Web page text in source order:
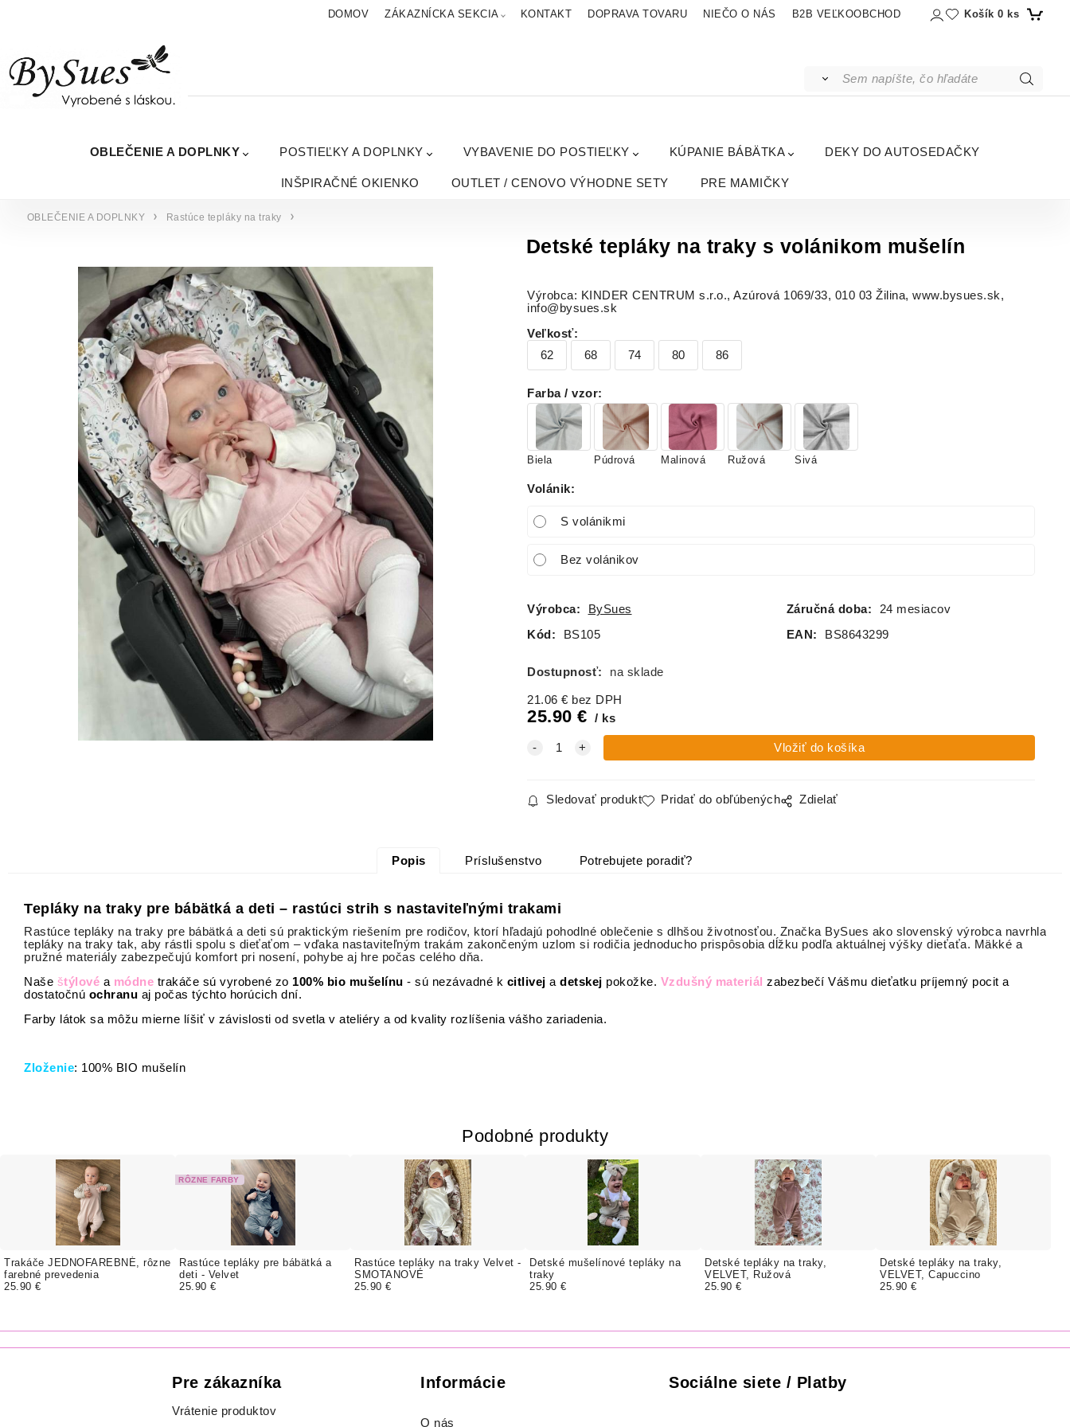
DOMOV ZÁKAZNÍCKA SEKCIA KONTAKT DOPRAVA TOVARU NIEČO O NÁS B2B VEĽKOOBCHOD Košík 0 ks
OBLEČENIE A DOPLNKY POSTIEĽKY A DOPLNKY VYBAVENIE DO POSTIEĽKY KÚPANIE BÁBÄTKA DEKY DO AUTOSEDAČKY
INŠPIRAČNÉ OKIENKO OUTLET / CENOVO VÝHODNE SETY PRE MAMIČKY
OBLEČENIE A DOPLNKY Rastúce tepláky na traky
Detské tepláky na traky s volánikom mušelín
Výrobca: KINDER CENTRUM s.r.o., Azúrová 1069/33, 010 03 Žilina, www.bysues.sk,
info@bysues.sk
Veľkosť:
62
68 74 80 86
Farba / vzor:
Biela Púdrová Malinová Ružová Sivá
Volánik:
S volánikmi
Bez volánikov
Výrobca: BySues Záručná doba:
24 mesiacov
Kód:
BS105 EAN: BS8643299
Dostupnosť: na sklade
21.06 € bez DPH
25.90 € ks
Sledovať produkt Pridať do obľúbených Zdielať
Popis Príslušenstvo Potrebujete poradiť?
Tepláky na traky pre bábätká a deti – rastúci strih s nastaviteľnými trakami
Rastúce tepláky na traky pre bábätká a deti sú praktickým riešením pre rodičov, ktorí hľadajú pohodlné oblečenie s dlhšou životnosťou. Značka BySues ako slovenský výrobca navrhla
tepláky na traky tak, aby rástli spolu s dieťaťom – vďaka nastaviteľným trakám zakončeným uzlom si rodičia jednoducho prispôsobia dĺžku podľa aktuálnej výšky dieťaťa. Mäkké a
pružné materiály zabezpečujú komfort pri nosení, pohybe aj hre počas celého dňa.
Naše štý lové a módne trakáče sú vyrobené zo 100% bio mušelínu - sú nezávadné k citlivej a detskej pokožke. Vzdušný materiál zabezbečí Vášmu dieťatku príjemný pocit a
dostatočnú ochranu aj počas týchto horúcich dní.
Farby látok sa môžu mierne líšiť v závislosti od svetla v ateliéry a od kvality rozlíšenia vášho zariadenia.
Zloženie: 100% BIO mušelín
Podobné produkty
Trakáče JEDNOFAREBNÉ, rôzne
farebné prevedenia
25.90 €
Rastúce tepláky pre bábätká a
deti - Velvet
RÔZNE FARBY
25.90 €
Rastúce tepláky na traky Velvet -
SMOTANOVÉ
25.90 €
Detské mušelínové tepláky na
traky
25.90 €
Detské tepláky na traky,
VELVET, Ružová
25.90 €
Detské tepláky na traky,
VELVET, Capuccino
25.90 €
Pre zákazníka
Vrátenie produktov
Informácie
O nás
Sociálne siete / Platby